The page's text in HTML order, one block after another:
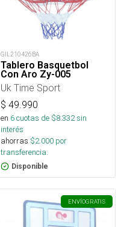
GIL210426BA
Tablero Basquetbol
Con Aro Zy-005
Uk Time Sport
$ 49.990
en 6cuotas de $8.332sin
interés
ahorras $2.000 por
transferencia.
Disponible
ENVÍOGRATIS